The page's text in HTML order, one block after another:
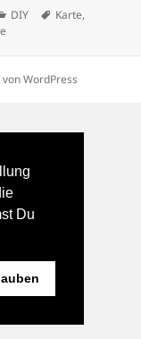
Du
Kategorien
DIY Schlagwörter
Karte,
WordPress